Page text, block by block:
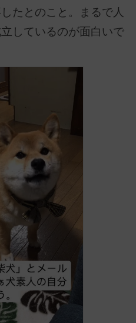
たとのこと。まるで人
しているのが面白いで